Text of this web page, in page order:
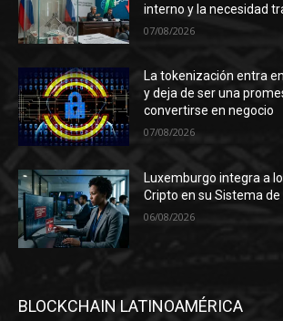
interno y la necesidad
07/08/2026
La tokenización entra
y deja de ser una
convertirse en negocio
07/08/2026
Luxemburgo integra a
Cripto en su Sistema
06/08/2026
BLOCKCHAIN LATINOAMÉRICA